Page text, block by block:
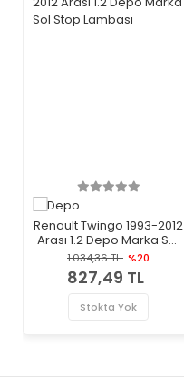
Renault Twingo 1993-2012
Arası 1.2 Depo Marka Sol
Stop Lambası
1.034,36 TL %20
827,49 TL
Stokta Yok